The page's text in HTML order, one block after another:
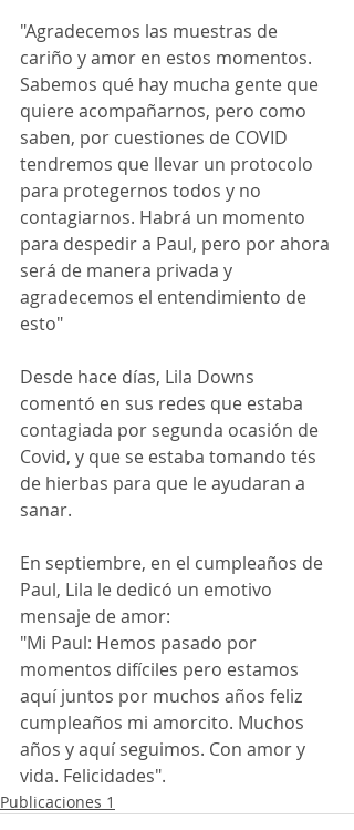
"Agradecemos las muestras de
cariño y amor en estos momentos.
Sabemos qué hay mucha gente que
quiere acompañarnos, pero como
saben, por cuestiones de COVID
tendremos que llevar un protocolo
para protegernos todos y no
contagiarnos. Habrá un momento
para despedir a Paul, pero por ahora
será de manera privada y
agradecemos el entendimiento de
esto"
Desde hace días, Lila Downs
comentó en sus redes que estaba
contagiada por segunda ocasión de
Covid, y que se estaba tomando tés
de hierbas para que le ayudaran a
sanar.
En septiembre, en el cumpleaños de
Paul, Lila le dedicó un emotivo
mensaje de amor:
"Mi Paul: Hemos pasado por
momentos difíciles pero estamos
aquí juntos por muchos años feliz
cumpleaños mi amorcito. Muchos
años y aquí seguimos. Con amor y
vida. Felicidades".
Publicaciones 1